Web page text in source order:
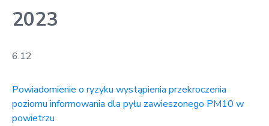
2023
6.12
Powiadomienie o ryzyku wystąpienia przekroczenia
poziomu informowania dla pyłu zawieszonego PM10 w
powietrzu